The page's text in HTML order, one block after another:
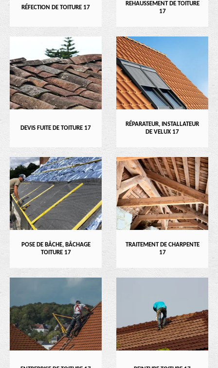
RÉFECTION DE TOITURE 17
REHAUSSEMENT DE TOITURE
17
DEVIS FUITE DE TOITURE 17
RÉPARATEUR, INSTALLATEUR
DE VELUX 17
POSE DE BÂCHE, BÂCHAGE
TOITURE 17
TRAITEMENT DE CHARPENTE
17